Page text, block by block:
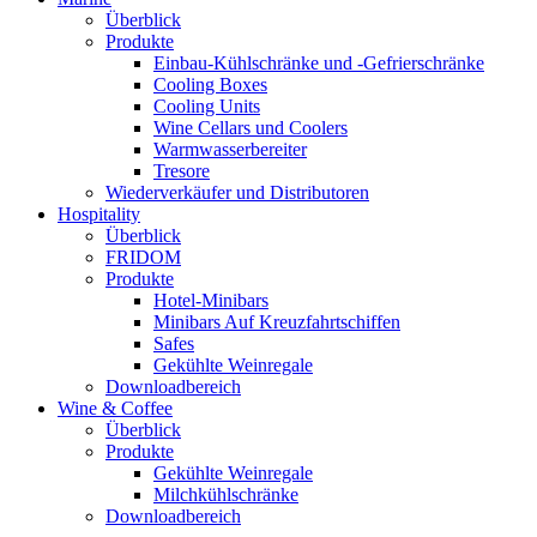
Überblick
Produkte
Einbau-Kühlschränke und -Gefrierschränke
Cooling Boxes
Cooling Units
Wine Cellars und Coolers
Warmwasserbereiter
Tresore
Wiederverkäufer und Distributoren
Hospitality
Überblick
FRIDOM
Produkte
Hotel-Minibars
Minibars Auf Kreuzfahrtschiffen
Safes
Gekühlte Weinregale
Downloadbereich
Wine & Coffee
Überblick
Produkte
Gekühlte Weinregale
Milchkühlschränke
Downloadbereich